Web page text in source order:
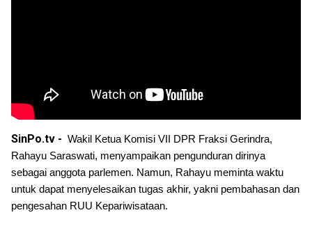
SinPo.tv - Wakil Ketua Komisi VII DPR Fraksi Gerindra,
Rahayu Saraswati, menyampaikan pengunduran dirinya
sebagai anggota parlemen. Namun, Rahayu meminta waktu
untuk dapat menyelesaikan tugas akhir, yakni pembahasan dan
pengesahan RUU Kepariwisataan.